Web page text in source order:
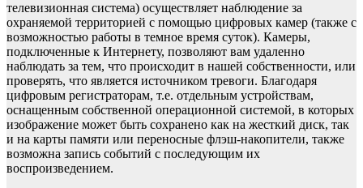
телевизионная система) осуществляет наблюдение за
охраняемой территорией с помощью цифровых камер (также с
возможностью работы в темное время суток). Камеры,
подключенные к Интернету, позволяют вам удаленно
наблюдать за тем, что происходит в нашей собственности, или
проверять, что является источником тревоги. Благодаря
цифровым регистраторам, т.е. отдельным устройствам,
оснащенным собственной операционной системой, в которых
изображение может быть сохранено как на жесткий диск, так
и на карты памяти или переносные флэш-накопители, также
возможна запись событий с последующим их
воспроизведением.